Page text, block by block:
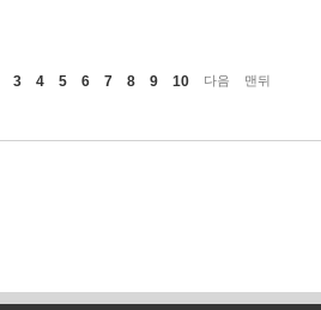
3 4 5 6 7 8 9 10 다음 맨뒤